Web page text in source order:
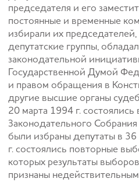
председателя и его
постоянные и временные
избирали их
депутатские группы,
законодательной
Государственной Думой
и правом обращения в
другие высшие органы
20 марта 1994 г.
Законодательного
были избраны депутаты в
г. состоялись повторные
которых результаты
признаны